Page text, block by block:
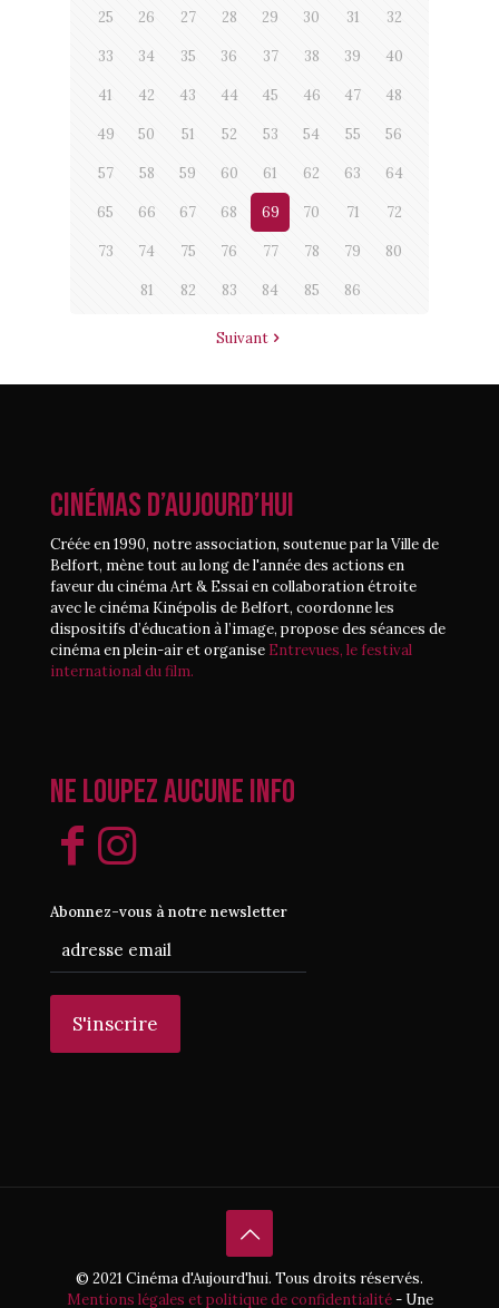
25 26 27 28 29 30 31 32
33 34 35 36 37 38 39 40
41 42 43 44 45 46 47 48
49 50 51 52 53 54 55 56
57 58 59 60 61 62 63 64
65 66 67 68 69 70 71 72
73 74 75 76 77 78 79 80
81 82 83 84 85 86
Suivant
CINÉMAS D’AUJOURD’HUI
Créée en 1990, notre association, soutenue par la Ville de
Belfort, mène tout au long de l'année des actions en
faveur du cinéma Art & Essai en collaboration étroite
avec le cinéma Kinépolis de Belfort, coordonne les
dispositifs d’éducation à l’image, propose des séances de
cinéma en plein-air et organise Entrevues, le festival
international du film.
Ne loupez aucune info
Abonnez-vous à notre newsletter
© 2021 Cinéma d'Aujourd'hui. Tous droits réservés.
Mentions légales et politique de confidentialité- Une